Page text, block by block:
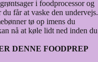
i foodprocessor og
får at vaske den undervejs.
tø op imens du
nå at køle lidt ned inden du
DENNE FOODPREP